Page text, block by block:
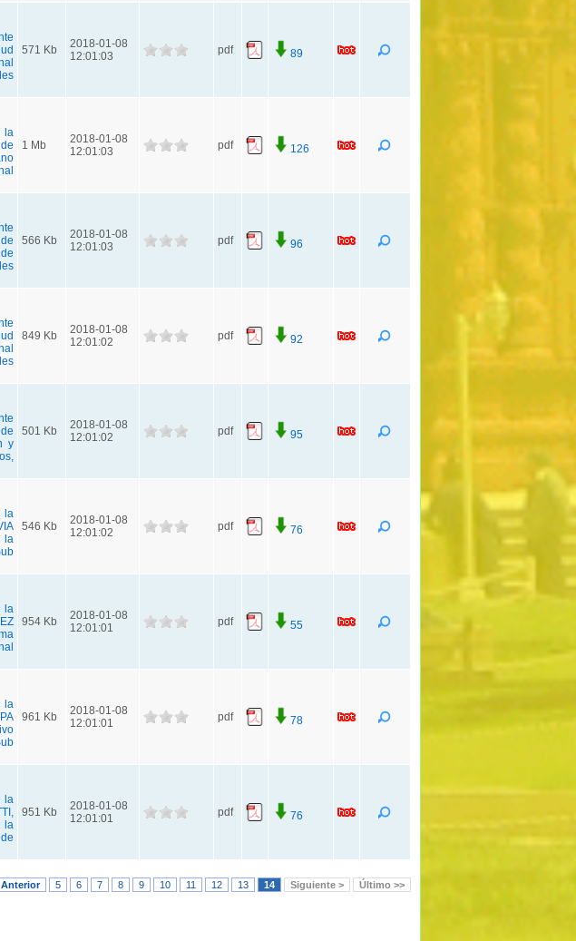
571 Kb
2018-01-08
12:01:03
pdf 89
la
1 Mb
2018-01-08
12:01:03
pdf 126
566 Kb
2018-01-08
12:01:03
pdf 96
849 Kb
2018-01-08
12:01:02
pdf 92
y
501 Kb
2018-01-08
12:01:02
pdf 95
la
la
546 Kb
2018-01-08
12:01:02
pdf 76
la
954 Kb
2018-01-08
12:01:01
pdf 55
la
961 Kb
2018-01-08
12:01:01
pdf 78
la
la
951 Kb
2018-01-08
12:01:01
pdf 76
Anterior 5 6 7 8 9 10 11 12 13 14 Siguiente > Último >>